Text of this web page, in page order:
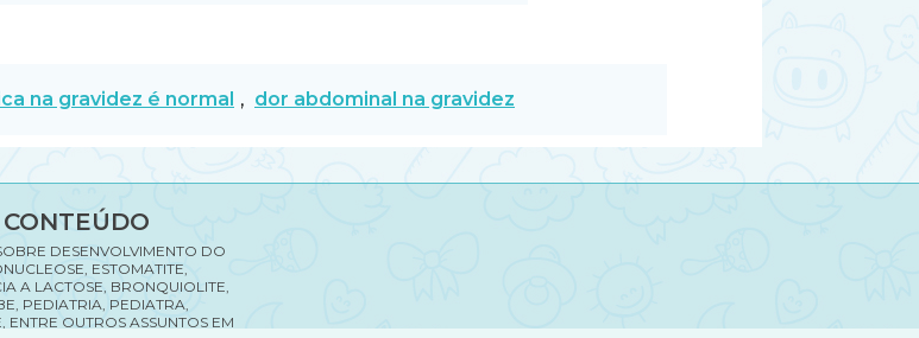
na gravidez é normal , dor abdominal na gravidez
DESENVOLVIMENTO DO
ESTOMATITE,
A LACTOSE, BRONQUIOLITE,
PEDIATRIA, PEDIATRA,
ENTRE OUTROS ASSUNTOS EM